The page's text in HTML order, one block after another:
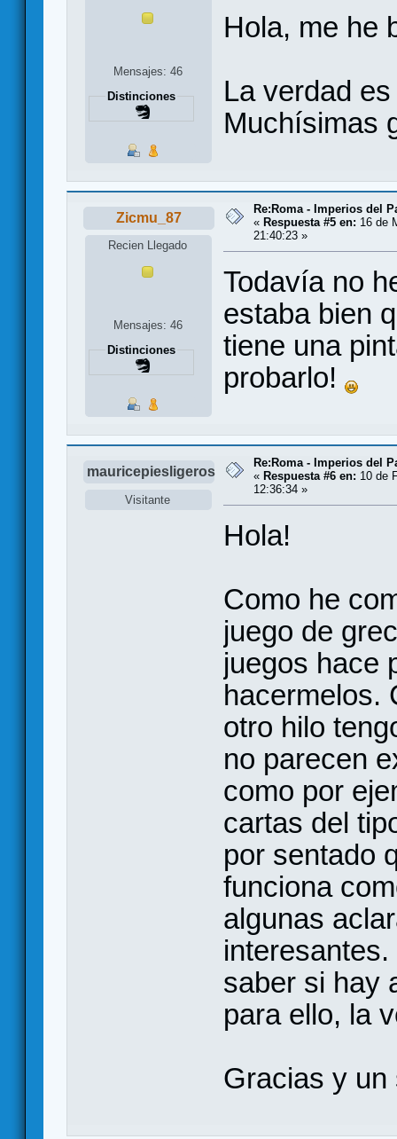
Mensajes: 46
Distinciones
Hola, me he
La verdad
Muchísimas
Zicmu_87
Recien Llegado
Mensajes: 46
Distinciones
Re:Roma - Imperios del
« Respuesta #5 en: 16 de
21:40:23 »
Todavía no
estaba bien
tiene una
probarlo!
mauricepiesligeros
Visitante
Re:Roma - Imperios del
« Respuesta #6 en: 10 de
12:36:34 »
Hola!
Como he
juego de
juegos hace
hacermelos.
otro hilo
no parecen
como por
cartas del
por sentado
funciona
algunas
saber si hay
para ello, la
Gracias y un